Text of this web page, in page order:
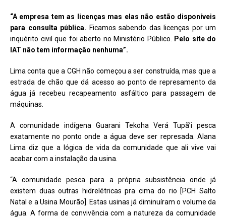
“A empresa tem as licenças mas elas não estão disponíveis
para consulta pública. Ficamos sabendo das licenças por um
inquérito civil que foi aberto no Ministério Público.
Pelo site do
IAT não tem informação nenhuma”.
Lima conta que a CGH não começou a ser construída, mas que a
estrada de chão que dá acesso ao ponto de represamento da
água já recebeu recapeamento asfáltico para passagem de
máquinas.
A comunidade indígena Guarani Tekoha Verá Tupã’i pesca
exatamente no ponto onde a água deve ser represada. Alana
Lima diz que a lógica de vida da comunidade que ali vive vai
acabar com a instalação da usina.
“A comunidade pesca para a própria subsistência onde já
existem duas outras hidrelétricas pra cima do rio [PCH Salto
Natal e a Usina Mourão]. Estas usinas já diminuíram o volume da
água. A forma de convivência com a natureza da comunidade